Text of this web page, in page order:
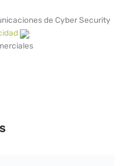
de Cyber Security